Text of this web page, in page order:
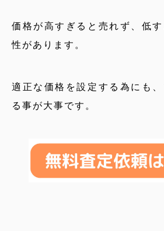
価格が高すぎると売れず、低
性があります。
適正な価格を設定する為にも
る事が大事です。